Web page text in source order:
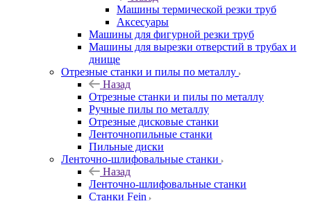
Машины термической резки труб
Аксесуары
Машины для фигурной резки труб
Машины для вырезки отверстий в трубах и
днище
Отрезные станки и пилы по металлу
Назад
Отрезные станки и пилы по металлу
Ручные пилы по металлу
Отрезные дисковые станки
Ленточнопильные станки
Пильные диски
Ленточно-шлифовальные станки
Назад
Ленточно-шлифовальные станки
Станки Fein